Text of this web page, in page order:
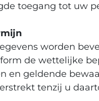
toegang tot uw
worden
de wettelijke
en geldende
tenzij u